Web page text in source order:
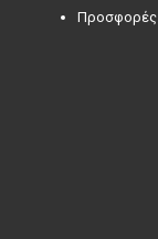
Προσφορές